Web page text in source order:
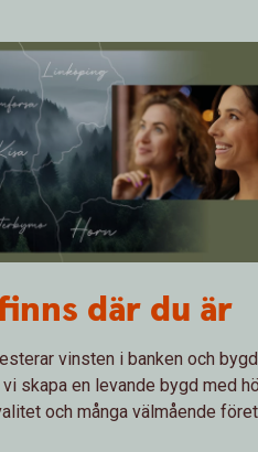
där du är
vinsten i banken och
skapa en levande bygd med
och många välmående